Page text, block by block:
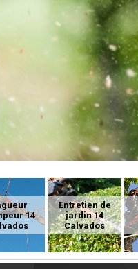
14
Entretien de
jardin 14
Calvados